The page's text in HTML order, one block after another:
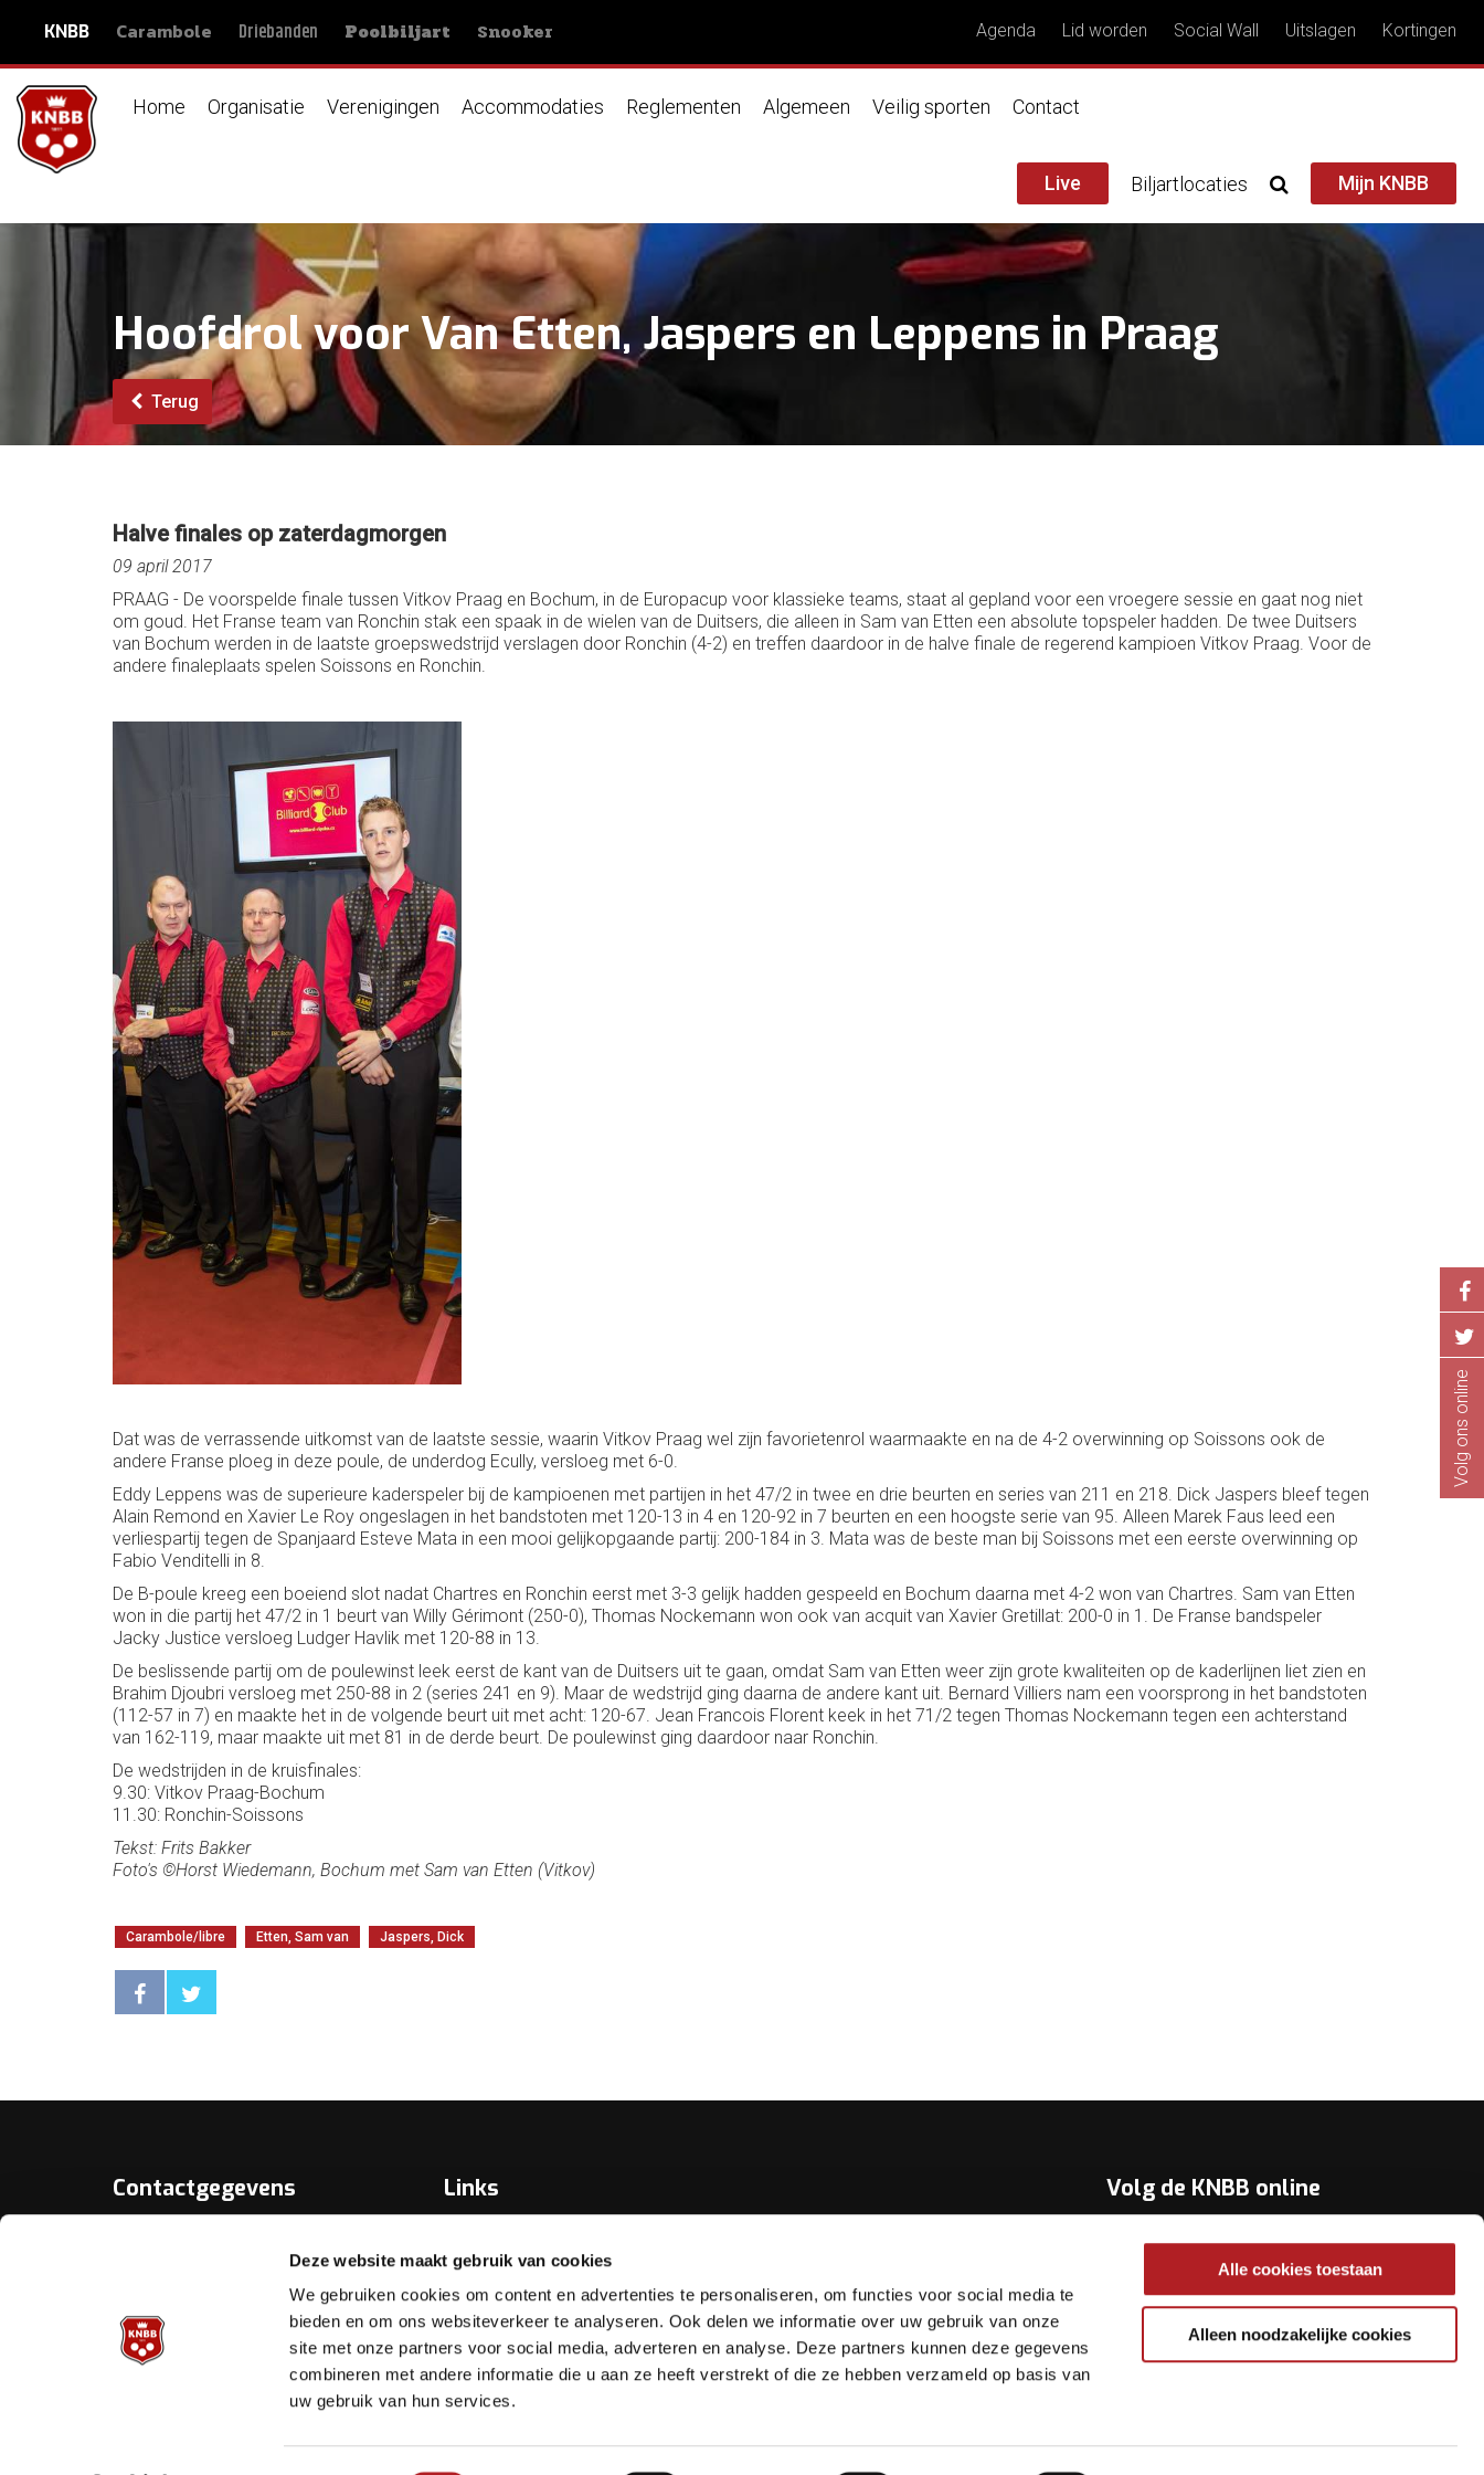
Deze website maakt gebruik van cookies
We gebruiken cookies om content en advertenties te personaliseren, om functies voor social media te
bieden en om ons websiteverkeer te analyseren. Ook delen we informatie over uw gebruik van onze
site met onze partners voor social media, adverteren en analyse. Deze partners kunnen deze gegevens
combineren met andere informatie die u aan ze heeft verstrekt of die ze hebben verzameld op basis van
uw gebruik van hun services.
Alle cookies toestaan
Alleen noodzakelijke cookies
KNBB Carambole Driebanden Poolbiljart Snooker Agenda Lid worden Social Wall Uitslagen Kortingen
Home Organisatie Verenigingen Accommodaties Reglementen Algemeen Veilig sporten Contact
Live Biljartlocaties Mijn KNBB
Hoofdrol voor Van Etten, Jaspers en Leppens in Praag
Terug
Halve finales op zaterdagmorgen
09 april 2017
PRAAG - De voorspelde finale tussen Vitkov Praag en Bochum, in de Europacup voor klassieke teams, staat al gepland voor een vroegere sessie en gaat nog niet
om goud. Het Franse team van Ronchin stak een spaak in de wielen van de Duitsers, die alleen in Sam van Etten een absolute topspeler hadden. De twee Duitsers
van Bochum werden in de laatste groepswedstrijd verslagen door Ronchin (4-2) en treffen daardoor in de halve finale de regerend kampioen Vitkov Praag. Voor de
andere finaleplaats spelen Soissons en Ronchin.
Dat was de verrassende uitkomst van de laatste sessie, waarin Vitkov Praag wel zijn favorietenrol waarmaakte en na de 4-2 overwinning op Soissons ook de
andere Franse ploeg in deze poule, de underdog Ecully, versloeg met 6-0.
Eddy Leppens was de superieure kaderspeler bij de kampioenen met partijen in het 47/2 in twee en drie beurten en series van 211 en 218. Dick Jaspers bleef tegen
Alain Remond en Xavier Le Roy ongeslagen in het bandstoten met 120-13 in 4 en 120-92 in 7 beurten en een hoogste serie van 95. Alleen Marek Faus leed een
verliespartij tegen de Spanjaard Esteve Mata in een mooi gelijkopgaande partij: 200-184 in 3. Mata was de beste man bij Soissons met een eerste overwinning op
Fabio Venditelli in 8.
De B-poule kreeg een boeiend slot nadat Chartres en Ronchin eerst met 3-3 gelijk hadden gespeeld en Bochum daarna met 4-2 won van Chartres. Sam van Etten
won in die partij het 47/2 in 1 beurt van Willy Gérimont (250-0), Thomas Nockemann won ook van acquit van Xavier Gretillat: 200-0 in 1. De Franse bandspeler
Jacky Justice versloeg Ludger Havlik met 120-88 in 13.
De beslissende partij om de poulewinst leek eerst de kant van de Duitsers uit te gaan, omdat Sam van Etten weer zijn grote kwaliteiten op de kaderlijnen liet zien en
Brahim Djoubri versloeg met 250-88 in 2 (series 241 en 9). Maar de wedstrijd ging daarna de andere kant uit. Bernard Villiers nam een voorsprong in het bandstoten
(112-57 in 7) en maakte het in de volgende beurt uit met acht: 120-67. Jean Francois Florent keek in het 71/2 tegen Thomas Nockemann tegen een achterstand
van 162-119, maar maakte uit met 81 in de derde beurt. De poulewinst ging daardoor naar Ronchin.
De wedstrijden in de kruisfinales:
9.30: Vitkov Praag-Bochum
11.30: Ronchin-Soissons
Tekst: Frits Bakker
Foto's ©Horst Wiedemann, Bochum met Sam van Etten (Vitkov)
Carambole/libre Etten, Sam van Jaspers, Dick
Volg ons online
Contactgegevens
Koninklijke Nederlandse Biljart
Archimedesbaan 7
Links
Bondsbureau
Helpdesks
Volg de KNBB online
Facebook